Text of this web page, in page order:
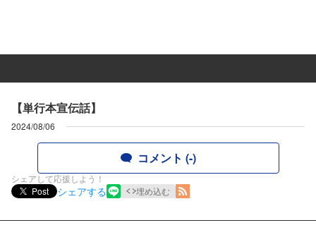
【単行本宣伝話】
2024/08/06
コメント (-)
シェアして応援しよう！
Post
シェアする 埋め込む